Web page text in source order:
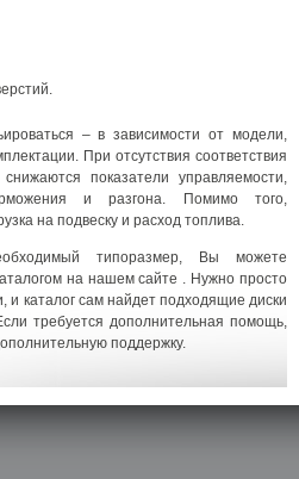
– в зависимости от модели,
При отсутствия соответствия
показатели управляемости,
и разгона. Помимо того,
на подвеску и расход топлива.
типоразмер, Вы можете
на нашем сайте . Нужно просто
и каталог сам найдет подходящие диски
требуется дополнительная помощь,
поддержку.